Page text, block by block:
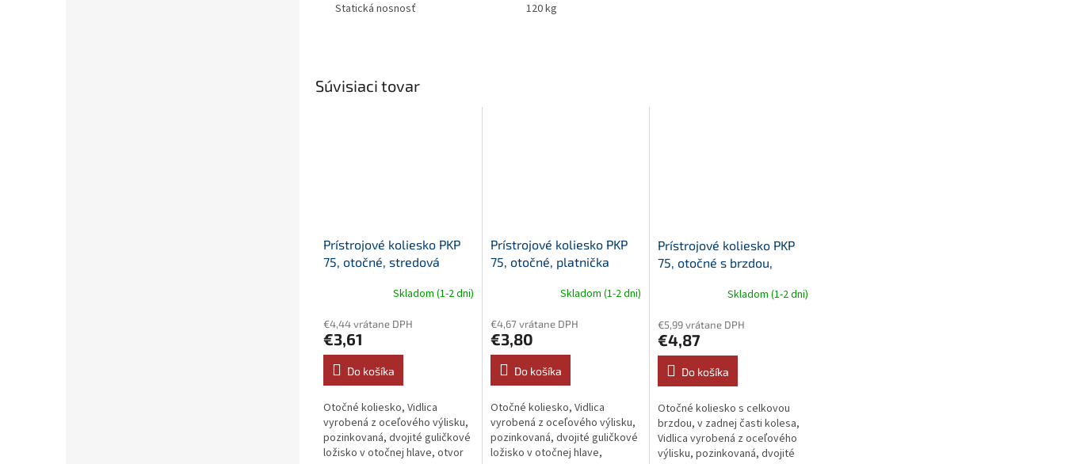
Súvisiaci tovar
Prístrojové koliesko PKP
75, otočné, stredová
Skladom (1-2 dni)
€4,44 vrátane DPH
€3,61
Do košíka
Otočné koliesko, Vidlica
vyrobená z oceľového výlisku,
pozinkovaná, dvojité guličkové
ložisko v otočnej hlave, otvor
Prístrojové koliesko PKP
75, otočné, platnička
Skladom (1-2 dni)
€4,67 vrátane DPH
€3,80
Do košíka
Otočné koliesko, Vidlica
vyrobená z oceľového výlisku,
pozinkovaná, dvojité guličkové
ložisko v otočnej hlave,
Prístrojové koliesko PKP
75, otočné s brzdou,
Skladom (1-2 dni)
€5,99 vrátane DPH
€4,87
Do košíka
Otočné koliesko s celkovou
brzdou, v zadnej časti kolesa,
Vidlica vyrobená z oceľového
výlisku, pozinkovaná, dvojité
Statická nosnosť
120 kg